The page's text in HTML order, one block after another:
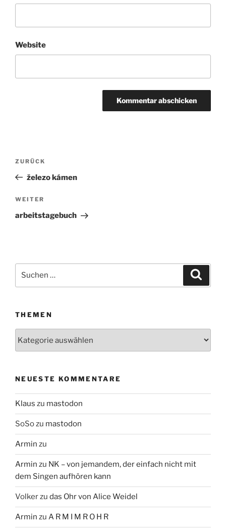
Website
Beitragsnavigation
Vorheriger
Beitrag
ZURÜCK
železo kámen
Nächster
Beitrag
WEITER
arbeitstagebuch
Suchen
THEMEN
NEUESTE KOMMENTARE
Klaus zu mastodon
SoSozu mastodon
Armin zu
Armin zu NK – von jemandem, der einfach nicht mit
dem Singen aufhören kann
Volkerzu das Ohr von Alice Weidel
Armin zu A R M I M R O H R